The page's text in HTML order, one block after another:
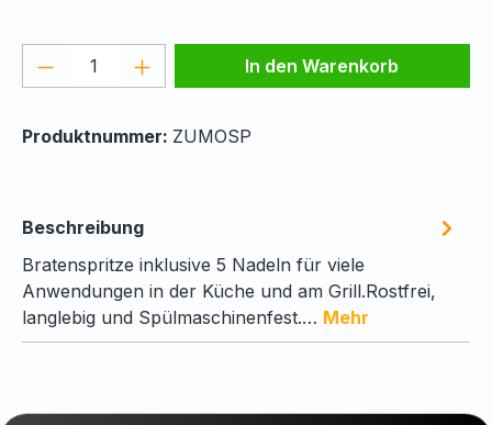
Produkt Anzahl: Gib denIn den Warenkorb
Produktnummer: ZUMOSP
Beschreibung
Bratenspritze inklusive 5 Nadeln für viele
Anwendungen in der Küche und am Grill.Rostfrei,
langlebig und Spülmaschinenfest.… Mehr